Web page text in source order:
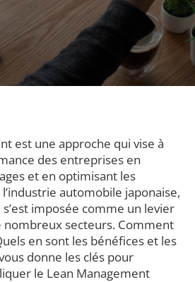
est une approche qui vise à
des entreprises en
et en optimisant les
automobile japonaise,
imposée comme un levier
nombreux secteurs. Comment
en sont les bénéfices et les
donne les clés pour
le Lean Management